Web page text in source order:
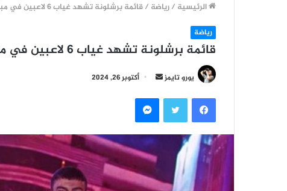
الرئيسية /رياضة /قائمة برشلونة تشهد غياب 6 لاعبين في مباراته أمام ريال مدريد اليوم
رياضة
قائمة برشلونة تشهد غياب 6 لاعبين في مباراته أمام ريال مدريد اليوم
يورو تايمز
أرسل
إلكترونيا
أكتوبر 26, 2024
فيسبوكتويتر ماسنجر